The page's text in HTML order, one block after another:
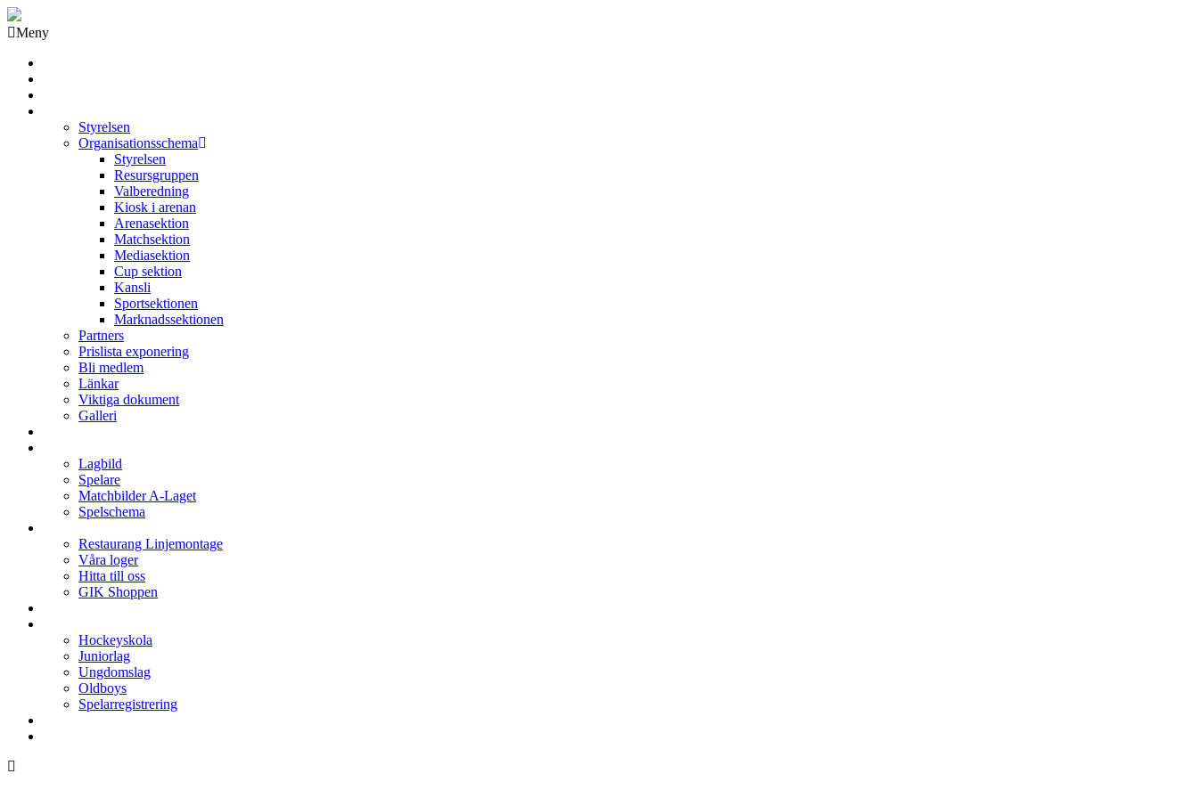
Meny
Styrelsen
Organisationsschema
Styrelsen
Resursgruppen
Valberedning
Kiosk i arenan
Arenasektion
Matchsektion
Mediasektion
Cup sektion
Kansli
Sportsektionen
Marknadssektionen
Partners
Prislista exponering
Bli medlem
Länkar
Viktiga dokument
Galleri
Lagbild
Spelare
Matchbilder A-Laget
Spelschema
Restaurang Linjemontage
Våra loger
Hitta till oss
GIK Shoppen
Hockeyskola
Juniorlag
Ungdomslag
Oldboys
Spelarregistrering